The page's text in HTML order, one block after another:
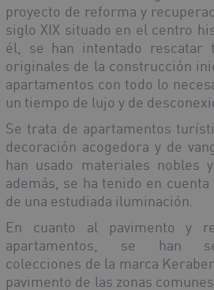
proyecto de reforma y
siglo XIX situado en el centro
él, se han intentado rescatar
originales de la construcción
apartamentos con todo lo
un tiempo de lujo y de
Se trata de apartamentos
decoración acogedora y de
han usado materiales nobles
además, se ha tenido en
de una estudiada iluminación.
En cuanto al pavimento y
apartamentos, se han
colecciones de la marca
pavimento de las zonas